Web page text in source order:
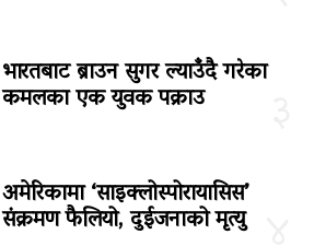
भारतबाट ब्राउन सुगर ल्याउँदै गरेका
कमलका एक युवक पक्राउ
अमेरिकामा ‘साइक्लोस्पोरायासिस’
संक्रमण फैलियो, दुईजनाको मृत्यु